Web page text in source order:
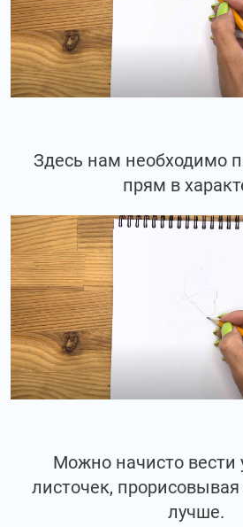
Здесь нам необходимо
прям в
Можно начисто
листочек,
лучше.